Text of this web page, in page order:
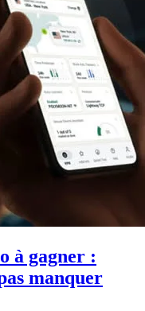
à gagner :
manquer